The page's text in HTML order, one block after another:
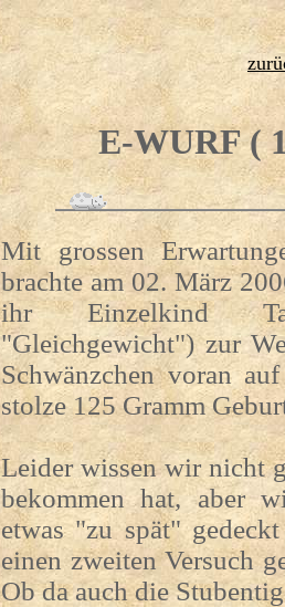
E-WURF (
Mit grossen
brachte am 02. März
ihr Einzelkind
"Gleichgewicht") zur
Schwänzchen voran
stolze 125 Gramm
Leider wissen wir nicht
bekommen hat, aber
etwas "zu spät"
einen zweiten Versuch
Ob da auch die